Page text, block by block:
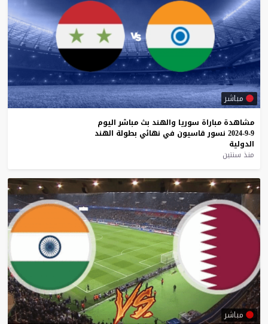
مباشر
مشاهدة مباراة سوريا والهند بث مباشر اليوم
9-9-2024
نسور قاسيون في نهائي بطولة الهند
الدولية
منذ سنتين
مباشر